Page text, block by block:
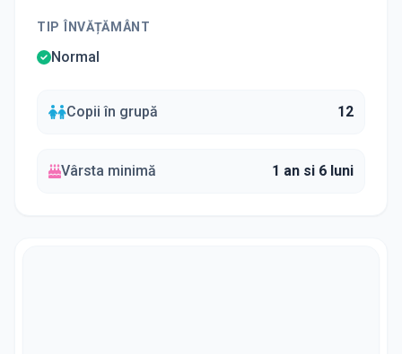
TIP ÎNVĂȚĂMÂNT
Normal
Copii în grupă 12
Vârsta minimă 1 an si 6 luni